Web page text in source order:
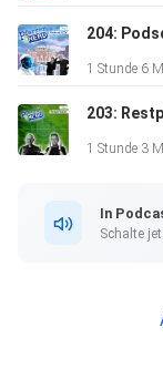
204:
1 Stunde 6
203:
1 Stunde 3
In
Schalte